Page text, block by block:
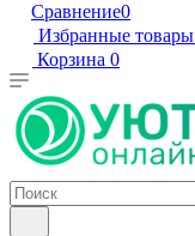
Сравнение0
Избранные товары
Корзина 0